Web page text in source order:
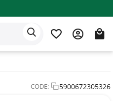
CODE: 5900672305326